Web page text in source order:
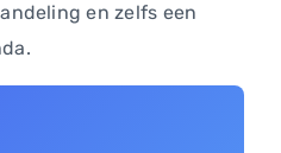
en zelfs een